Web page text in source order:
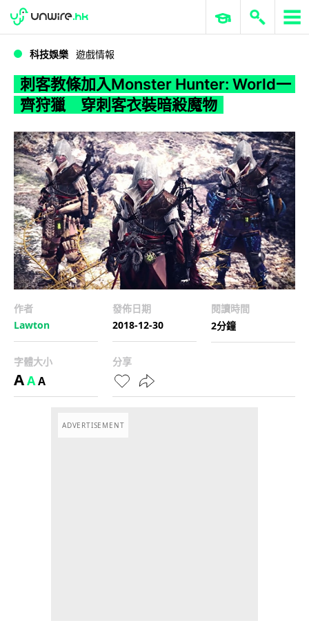
WWDC 2026 ERP 與商業 AI
科技娛樂 遊戲情報
刺客教條加入Monster Hunter: World一
齊狩獵 穿刺客衣裝暗殺魔物
作者
Lawton
發佈日期
2018-12-30
閱讀時間
2分鐘
字體大小
AAA
分享
ADVERTISEMENT